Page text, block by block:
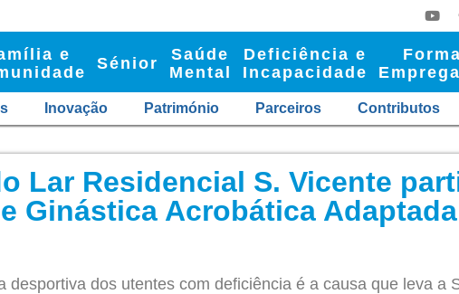
e
Sénior
Saúde
Mental
Deficiência e
Incapacidade
Inovação Património Parceiros Contributos
Lar Residencial S. Vicente
Ginástica Acrobática
desportiva dos utentes com deficiência é a causa que leva a